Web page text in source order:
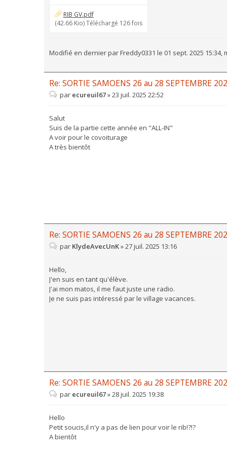
RIB GV.pdf
(42.66 Kio) Téléchargé 126 fois
Modifié en dernier parFreddy0331 le 01 sept. 2025 15:34,
Re: SORTIE SAMOENS 26 au 28 SEPTEMBRE
par ecureuil67»23 juil. 2025 22:52
Salut
Suis de la partie cette année en "ALL-IN"
A voir pour le covoiturage
A très bientôt
Re: SORTIE SAMOENS 26 au 28 SEPTEMBRE
par KlydeAvecUnK»27 juil. 2025 13:16
Hello,
J'en suis en tant qu'élève.
J'ai mon matos, il me faut juste une radio.
Je ne suis pas intéressé par le village vacances.
Re: SORTIE SAMOENS 26 au 28 SEPTEMBRE
par ecureuil67»28 juil. 2025 19:38
Hello
Petit soucis,il n'y a pas de lien pour voir le rib!?!?
A bientôt